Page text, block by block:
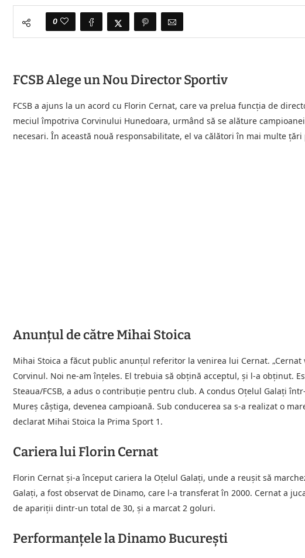
0
FCSB Alege un Nou Director Sportiv
FCSB a ajuns la un acord cu Florin Cernat, care va prelua funcția de
meciul împotriva Corvinului Hunedoara, urmând să se alăture
necesari. În această nouă responsabilitate, el va călători în mai multe
Anunțul de către Mihai Stoica
Mihai Stoica a făcut public anunțul referitor la venirea lui Cernat.
Corvinul. Noi ne-am înțeles. El trebuia să obțină acceptul, și l-a obținut.
Steaua/FCSB, a adus o contribuție pentru club. A condus Oțelul Galați
Mureș câștiga, devenea campioană. Sub conducerea sa s-a realizat o
declarat Mihai Stoica la Prima Sport 1.
Cariera lui Florin Cernat
Florin Cernat și-a început cariera la Oțelul Galați, unde a reușit să
Galați, a fost observat de Dinamo, care l-a transferat în 2000. Cernat a
de apariții dintr-un total de 30, și a marcat 2 goluri.
Performanțele la Dinamo București